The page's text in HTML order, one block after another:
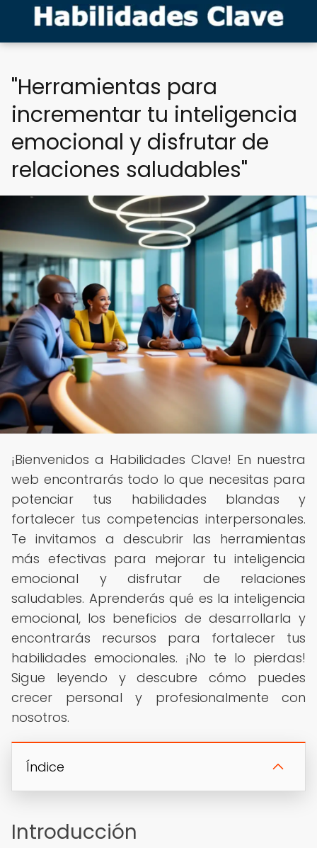
"Herramientas para
incrementar tu inteligencia
emocional y disfrutar de
relaciones saludables"
¡Bienvenidos a Habilidades Clave! En nuestra
web encontrarás todo lo que necesitas para
potenciar tus habilidades blandas y
fortalecer tus competencias interpersonales.
Te invitamos a descubrir las herramientas
más efectivas para mejorar tu inteligencia
emocional y disfrutar de relaciones
saludables. Aprenderás qué es la inteligencia
emocional, los beneficios de desarrollarla y
encontrarás recursos para fortalecer tus
habilidades emocionales. ¡No te lo pierdas!
Sigue leyendo y descubre cómo puedes
crecer personal y profesionalmente con
nosotros.
Índice
Introducción